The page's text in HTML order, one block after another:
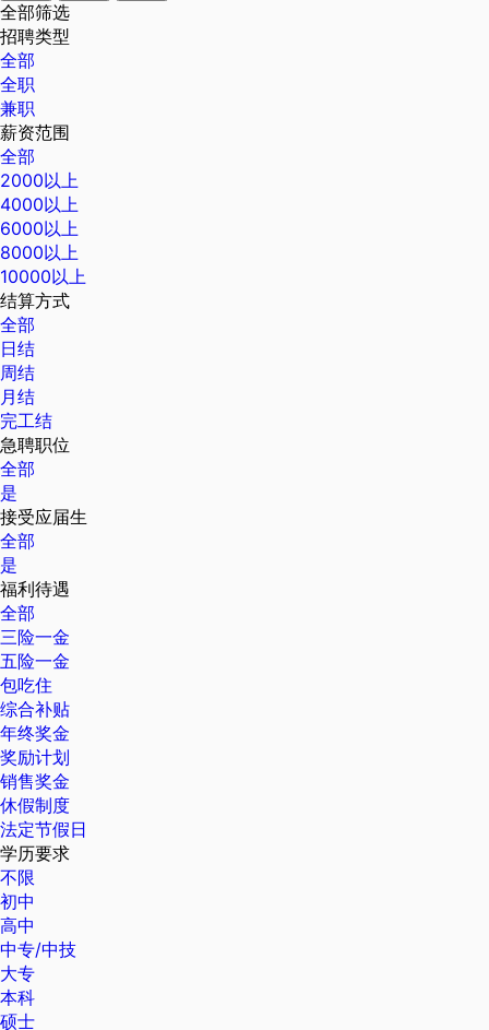
全部筛选
招聘类型
全部
全职
兼职
薪资范围
全部
2000以上
4000以上
6000以上
8000以上
10000以上
结算方式
全部
日结
周结
月结
完工结
急聘职位
全部
是
接受应届生
全部
是
福利待遇
全部
三险一金
五险一金
包吃住
综合补贴
年终奖金
奖励计划
销售奖金
休假制度
法定节假日
学历要求
不限
初中
高中
中专/中技
大专
本科
硕士